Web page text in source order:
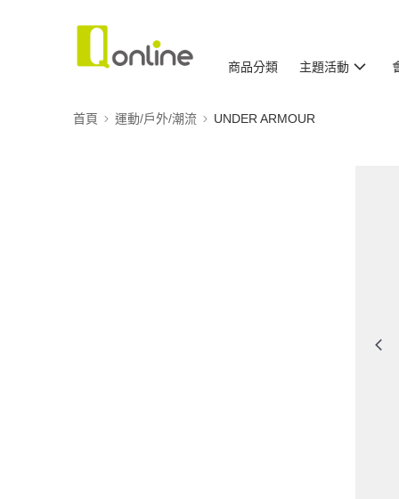
商品分類 主題活動
首頁 運動/戶外/潮流 UNDER ARMOUR